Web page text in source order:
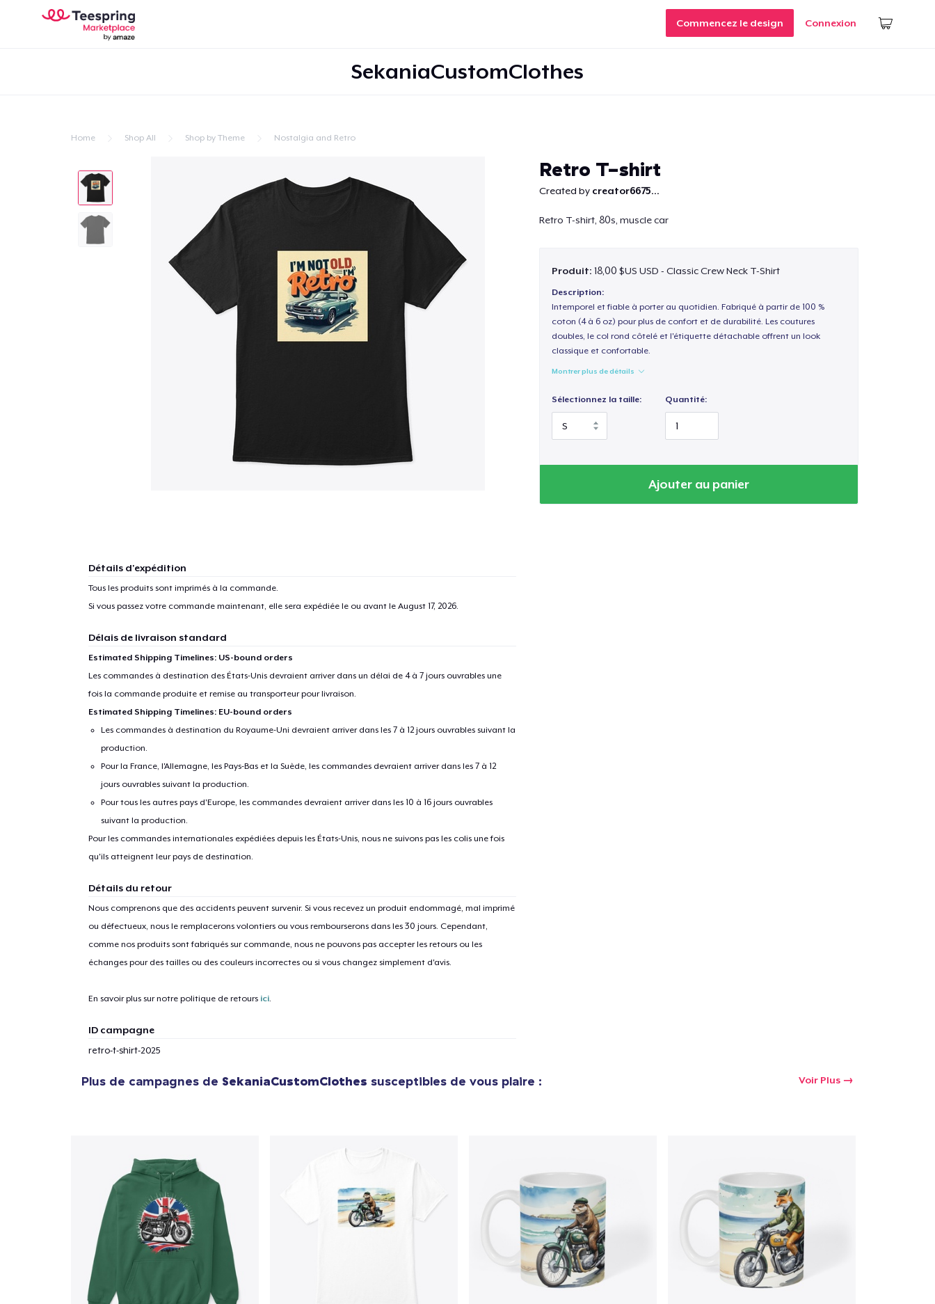
Commencez le design Connexion
SekaniaCustomClothes
Home Shop All Shop by Theme Nostalgia and Retro
Retro T-shirt
Created by creator6675...
Retro T-shirt, 80s, muscle car
Produit: 18,00 $US USD - Classic Crew Neck T-Shirt
Description:
Intemporel et fiable à porter au quotidien. Fabriqué à partir de 100 %
coton (4 à 6 oz) pour plus de confort et de durabilité. Les coutures
doubles, le col rond côtelé et l'étiquette détachable offrent un look
classique et confortable.
Montrer plus de détails
Sélectionnez la taille: Quantité:
Ajouter au panier
Détails d'expédition
Tous les produits sont imprimés à la commande.
Si vous passez votre commande maintenant, elle sera expédiée le ou avant le August 17, 2026.
Délais de livraison standard
Estimated Shipping Timelines: US-bound orders
Les commandes à destination des États-Unis devraient arriver dans un délai de 4 à 7 jours ouvrables une
fois la commande produite et remise au transporteur pour livraison.
Estimated Shipping Timelines: EU-bound orders
Les commandes à destination du Royaume-Uni devraient arriver dans les 7 à 12 jours ouvrables suivant la
production.
Pour la France, l'Allemagne, les Pays-Bas et la Suède, les commandes devraient arriver dans les 7 à 12
jours ouvrables suivant la production.
Pour tous les autres pays d'Europe, les commandes devraient arriver dans les 10 à 16 jours ouvrables
suivant la production.
Pour les commandes internationales expédiées depuis les États-Unis, nous ne suivons pas les colis une fois
qu'ils atteignent leur pays de destination.
Détails du retour
Nous comprenons que des accidents peuvent survenir. Si vous recevez un produit endommagé, mal imprimé
ou défectueux, nous le remplacerons volontiers ou vous rembourserons dans les 30 jours. Cependant,
comme nos produits sont fabriqués sur commande, nous ne pouvons pas accepter les retours ou les
échanges pour des tailles ou des couleurs incorrectes ou si vous changez simplement d'avis.
En savoir plus sur notre politique de retours ici.
ID campagne
retro-t-shirt-2025
Plus de campagnes de SekaniaCustomClothes susceptibles de vous plaire : Voir Plus
Procéder à la
Continuer Mes Achats